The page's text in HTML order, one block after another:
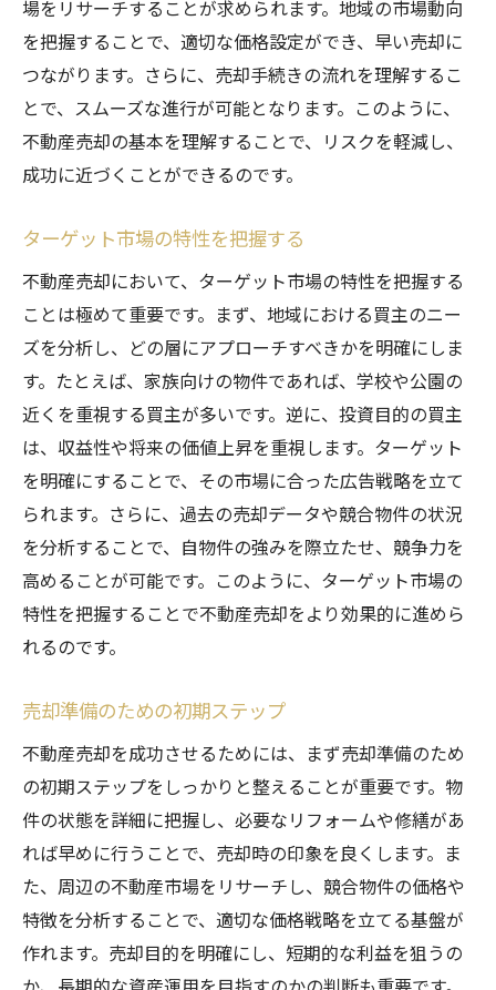
不動産売却における効果的な価格設定のコツ
市場分析を基にした価格設定
競合物件の価格と差別化戦略
売却価格の柔軟性を持たせる方法
価格交渉のための準備と戦略
価格設定後のフィードバック活用法
広告戦略で不動産売却を加速させる方法
ターゲット層に応じた広告手法
写真と動画を活用した物件アピール
広告掲載のタイミングと効果
オフライン広告とオンライン広告の統合
広告効果測定と戦略の見直し
広告戦略における最新トレンドの活用
早期売却を実現する不動産売却のステップ
売却プロセスの全体像を理解する
各ステップのタイムライン設定
ステップ間の調整と進捗確認
早期売却のための時間管理術
ステップ完了後の次のアクション
市場の変動を見極めたタイミングの重要性
市場変動の指標とその解釈
タイミングが与える価格への影響
季節性と売却時期の選定
最新の市場動向を活用する方法
場をリサーチすることが求められます。地域の市場動向
を把握することで、適切な価格設定ができ、早い売却に
つながります。さらに、売却手続きの流れを理解するこ
とで、スムーズな進行が可能となります。このように、
不動産売却の基本を理解することで、リスクを軽減し、
成功に近づくことができるのです。
ターゲット市場の特性を把握する
不動産売却において、ターゲット市場の特性を把握する
ことは極めて重要です。まず、地域における買主のニー
ズを分析し、どの層にアプローチすべきかを明確にしま
す。たとえば、家族向けの物件であれば、学校や公園の
近くを重視する買主が多いです。逆に、投資目的の買主
は、収益性や将来の価値上昇を重視します。ターゲット
を明確にすることで、その市場に合った広告戦略を立て
られます。さらに、過去の売却データや競合物件の状況
を分析することで、自物件の強みを際立たせ、競争力を
高めることが可能です。このように、ターゲット市場の
特性を把握することで不動産売却をより効果的に進めら
れるのです。
売却準備のための初期ステップ
不動産売却を成功させるためには、まず売却準備のため
の初期ステップをしっかりと整えることが重要です。物
件の状態を詳細に把握し、必要なリフォームや修繕があ
れば早めに行うことで、売却時の印象を良くします。ま
た、周辺の不動産市場をリサーチし、競合物件の価格や
特徴を分析することで、適切な価格戦略を立てる基盤が
作れます。売却目的を明確にし、短期的な利益を狙うの